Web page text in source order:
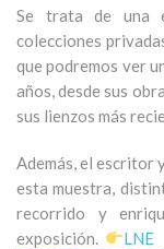
Se trata de una
colecciones
que podremos ver
años, desde sus
sus lienzos más
Además, el escritor
esta muestra,
recorrido y
exposición.
LNE